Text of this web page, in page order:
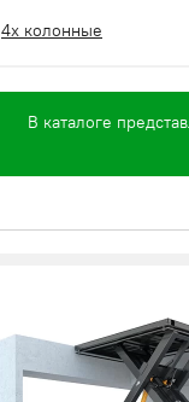
4х колонные
В каталоге